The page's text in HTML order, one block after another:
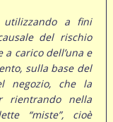
utilizzando a fini
del rischio
a carico dell’una e
sulla base del
negozio, che la
rientrando nella
“miste”, cioè